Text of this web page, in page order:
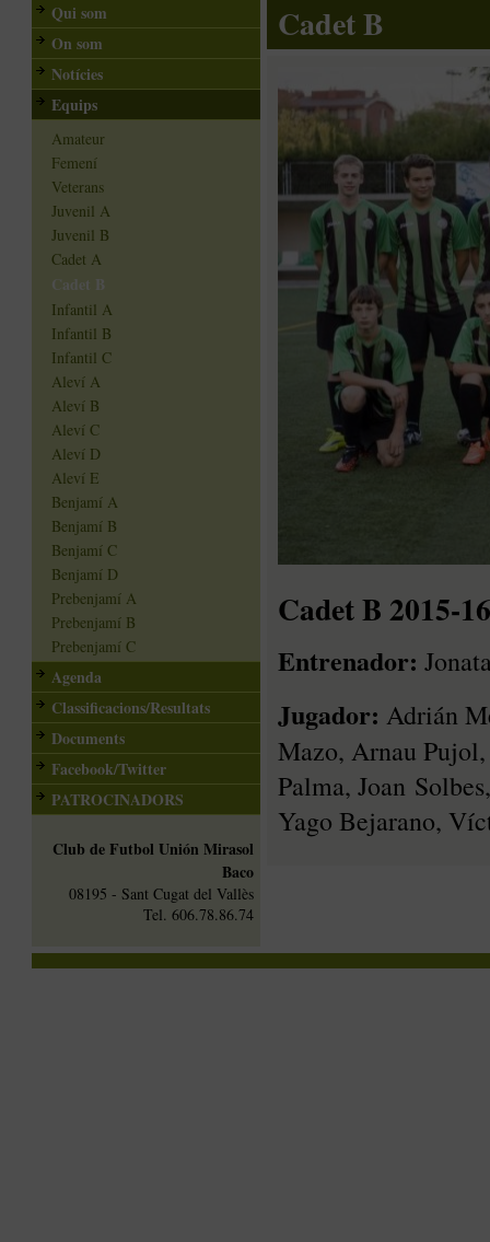
Qui som
On som
Notícies
Equips
Amateur
Femení
Veterans
Juvenil A
Juvenil B
Cadet A
Cadet B
Infantil A
Infantil B
Infantil C
Aleví A
Aleví B
Aleví C
Aleví D
Aleví E
Benjamí A
Benjamí B
Benjamí C
Benjamí D
Prebenjamí A
Prebenjamí B
Prebenjamí C
Agenda
Classificacions/Resultats
Documents
Facebook/Twitter
PATROCINADORS
Club de Futbol Unión Mirasol
Baco
08195 - Sant Cugat del Vallès
Tel. 606.78.86.74
Cadet B
Cadet B 2015-16
Entrenador:
Jugador: Adrián
Mazo, Arnau
Palma, Joan
Yago Bejarano,